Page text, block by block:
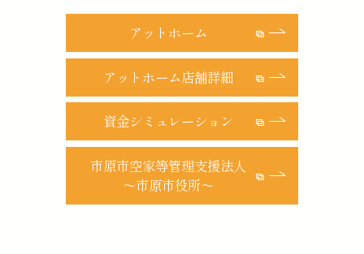
アットホーム
アットホーム店舗詳細
資金シミュレーション
市原市空家等管理支援法人
～市原市役所～